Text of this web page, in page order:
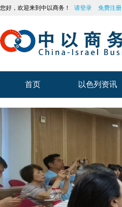
您好，欢迎来到中以商务！ 请登录 免费注册
首页 以色列资讯
以色列资讯